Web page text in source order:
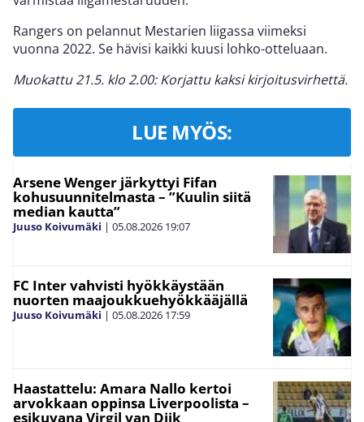
Rangers on pelannut Mestarien liigassa viimeksi
vuonna 2022. Se hävisi kaikki kuusi lohko-otteluaan.
Muokattu 21.5. klo 2.00: Korjattu kaksi kirjoitusvirhettä.
LUE MYÖS:
Arsene Wenger järkyttyi Fifan
kohusuunnitelmasta – ”Kuulin siitä
median kautta”
Juuso Koivumäki | 05.08.2026 19:07
FC Inter vahvisti hyökkäystään
nuorten maajoukkuehyökkääjällä
Juuso Koivumäki | 05.08.2026 17:59
Haastattelu: Amara Nallo kertoi
arvokkaan oppinsa Liverpoolista –
esikuvana Virgil van Dijk